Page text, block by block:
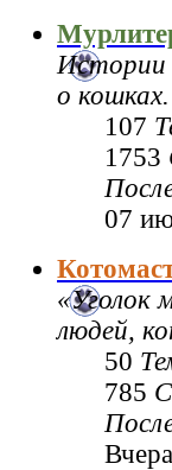
Истории
о кошках.
107
1753
07
«Уголок
людей,
50
785